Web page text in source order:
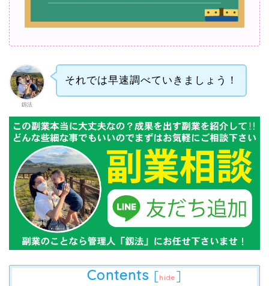
釼法
それでは早速調べていきましょう！
Contents [hide ]